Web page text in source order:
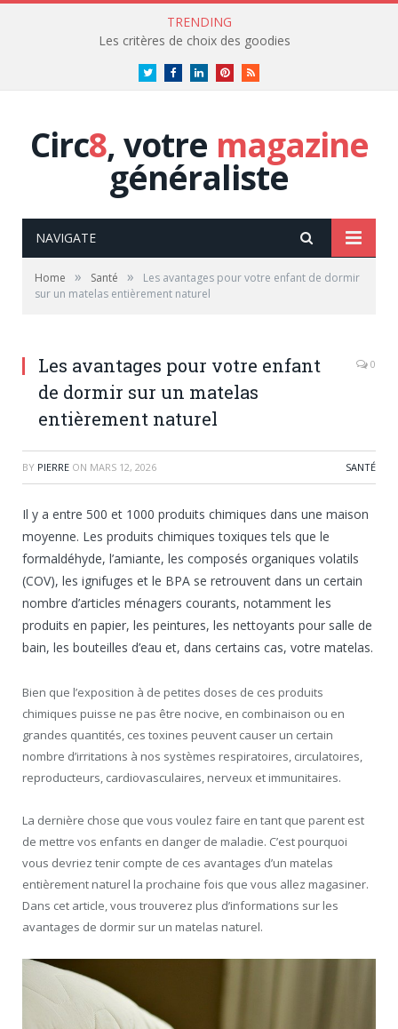
TRENDING
Les critères de choix des goodies
TwitterFacebookLinkedInPinterestRSS
Circ8, votre magazine
généraliste
NAVIGATE
Home » Santé »
Les avantages pour votre enfant de dormir
sur un matelas entièrement naturel
Les avantages pour votre enfant
de dormir sur un matelas
entièrement naturel
0
BY PIERRE ON MARS 12, 2026 SANTÉ
Il y a entre 500 et 1000 produits chimiques dans une maison
moyenne. Les produits chimiques toxiques tels que le
formaldéhyde, l’amiante, les composés organiques volatils
(COV), les ignifuges et le BPA se retrouvent dans un certain
nombre d’articles ménagers courants, notamment les
produits en papier, les peintures, les nettoyants pour salle de
bain, les bouteilles d’eau et, dans certains cas, votre matelas.
Bien que l’exposition à de petites doses de ces produits
chimiques puisse ne pas être nocive, en combinaison ou en
grandes quantités, ces toxines peuvent causer un certain
nombre d’irritations à nos systèmes respiratoires, circulatoires,
reproducteurs, cardiovasculaires, nerveux et immunitaires.
La dernière chose que vous voulez faire en tant que parent est
de mettre vos enfants en danger de maladie. C’est pourquoi
vous devriez tenir compte de ces avantages d’un matelas
entièrement naturel la prochaine fois que vous allez magasiner.
Dans cet article, vous trouverez plus d’informations sur les
avantages de dormir sur un matelas naturel.